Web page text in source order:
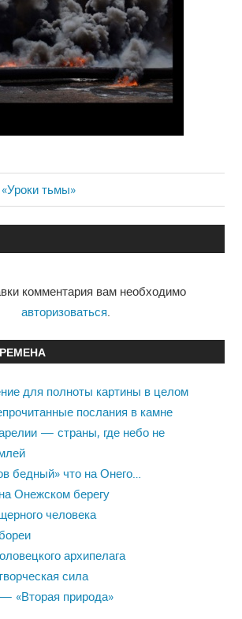
тьмы»
комментария вам необходимо
авторизоваться
для полноты картины в целом
послания в камне
— страны, где небо не
бедный» что на Онего…
Онежском берегу
человека
архипелага
сила
«Вторая природа»